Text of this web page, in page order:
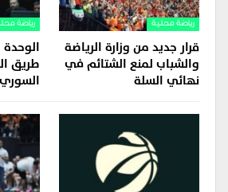
رياضة محلية
قرار جديد من وزارة الرياضة
والشباب لمنع الشتائم في
نهائي السلة
رياضة
طريق
السوري